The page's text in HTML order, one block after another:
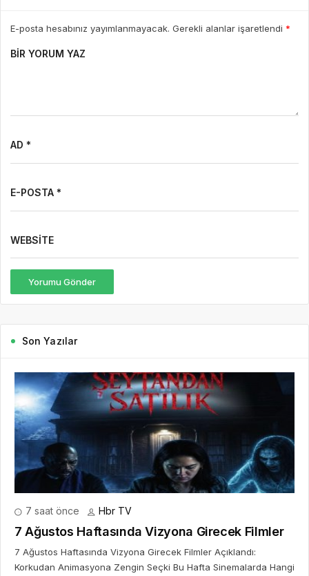
E-posta hesabınız yayımlanmayacak. Gerekli alanlar işaretlendi *
BIR YORUM YAZ
AD *
E-POSTA *
WEBSITE
Yorumu Gönder
Son Yazılar
7 saat önce Hbr TV
7 Ağustos Haftasında Vizyona Girecek Filmler
7 Ağustos Haftasında Vizyona Girecek Filmler Açıklandı:
Korkudan Animasyona Zengin Seçki Bu Hafta Sinemalarda Hangi